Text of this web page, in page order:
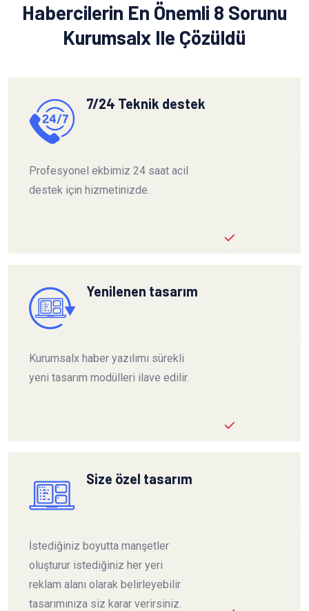
Habercilerin En Önemli 8 Sorunu
Kurumsalx Ile Çözüldü
7/24 Teknik destek
Profesyonel ekbimiz 24 saat acil
destek için hizmetinizde.
Yenilenen tasarım
Kurumsalx haber yazılımı sürekli
yeni tasarım modülleri ilave edilir.
Size özel tasarım
İstediğiniz boyutta manşetler
oluşturur istediğiniz her yeri
reklam alanı olarak belirleyebilir
tasarımınıza siz karar verirsiniz.